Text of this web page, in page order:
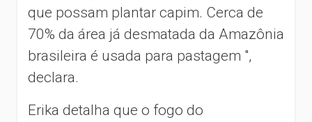
que possam plantar capim. Cerca de
70% da área já desmatada da Amazônia
brasileira é usada para pastagem ",
declara.
Erika detalha que o fogo do